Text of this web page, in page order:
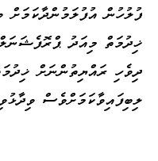
ފުލުހުން އުފުލަމުންދާކަމަށް
ޚިދުމަތް މިއަދު
ދިވެހި ރައްޔިތުންނަށް
ލިބިފައިވާކަމަށްވެސް